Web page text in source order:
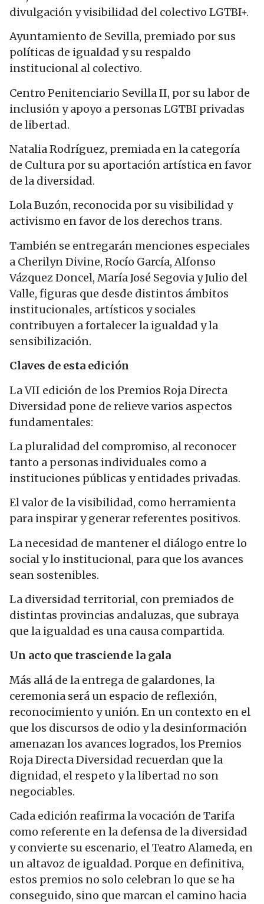
divulgación y visibilidad del colectivo LGTBI+.
Ayuntamiento de Sevilla, premiado por sus
políticas de igualdad y su respaldo
institucional al colectivo.
Centro Penitenciario Sevilla II, por su labor de
inclusión y apoyo a personas LGTBI privadas
de libertad.
Natalia Rodríguez, premiada en la categoría
de Cultura por su aportación artística en favor
de la diversidad.
Lola Buzón, reconocida por su visibilidad y
activismo en favor de los derechos trans.
También se entregarán menciones especiales
a CherilynDivine, Rocío García, Alfonso
Vázquez Doncel, María José Segovia y Julio del
Valle, figuras que desde distintos ámbitos
institucionales, artísticos y sociales
contribuyen a fortalecer la igualdad y la
sensibilización.
Claves de esta edición
La VII edición de los Premios Roja Directa
Diversidad pone de relieve varios aspectos
fundamentales:
La pluralidad del compromiso, al reconocer
tanto a personas individuales como a
instituciones públicas y entidades privadas.
El valor de la visibilidad, como herramienta
para inspirar y generar referentes positivos.
La necesidad de mantener el diálogo entre lo
social y lo institucional, para que los avances
sean sostenibles.
La diversidad territorial, con premiados de
distintas provincias andaluzas, que subraya
que la igualdad es una causa compartida.
Un acto que trasciende la gala
Más allá de la entrega de galardones, la
ceremonia será un espacio de reflexión,
reconocimiento y unión. En un contexto en el
que los discursos de odio y la desinformación
amenazan los avances logrados, los Premios
Roja Directa Diversidad recuerdan que la
dignidad, el respeto y la libertad no son
negociables.
Cada edición reafirma la vocación de Tarifa
como referente en la defensa de la diversidad
y convierte su escenario, el Teatro Alameda, en
un altavoz de igualdad. Porque en definitiva,
estos premios no solo celebran lo que se ha
conseguido, sino que marcan el camino hacia